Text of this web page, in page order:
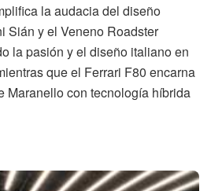
la audacia del diseño
Sián y el Veneno Roadster
la pasión y el diseño italiano en
que el Ferrari F80 encarna
Maranello con tecnología híbrida